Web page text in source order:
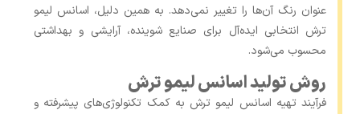
عنوان رنگ آن‌ها را تغییر نمی‌‌دهد. به همین دلیل، اسانس لیمو
ترش انتخابی ایده‌آل برای صنایع شوینده، آرایشی و بهداشتی
محسوب می‌شود.
روش تولید اسانس لیمو ترش
فرآیند تهیه اسانس لیمو ترش به کمک تکنولوژی‌های پیشرفته و